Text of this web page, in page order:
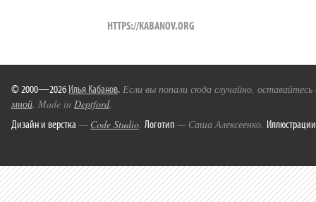
HTTPS://KABANOV.ORG
© 2000—2026 Илья Кабанов. Если вы попали сюда случайно,
мной. Made in Deptford.
Дизайн и верстка — Code Studio. Логотип — Саша Алексеенко. Иллюстрации